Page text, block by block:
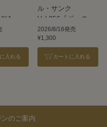
入れる
ル・サンク
Vol.256『ポーの一
族』＜雪組＞
2026/8/18発売
¥1,300
カートに入れる
のご案内